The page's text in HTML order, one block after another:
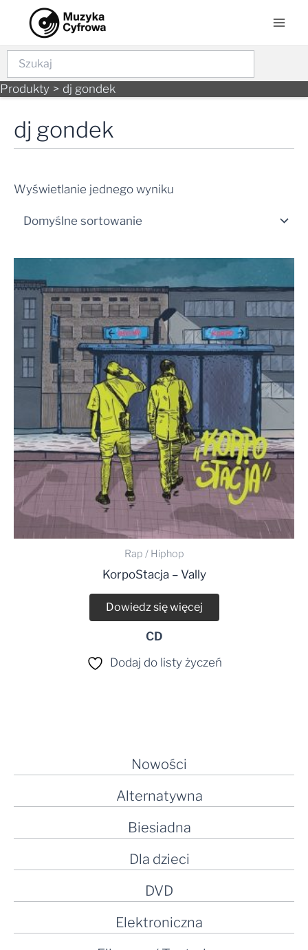
content
Szukaj
Produkty dj gondek
Nowości
Alternatywna
Biesiadna
Dla dzieci
DVD
Elektroniczna
dj gondek
Wyświetlanie jednego wyniku
Rap / Hiphop
KorpoStacja – Vally
Dowiedz się więcej
CD
Dodaj do listy życzeń